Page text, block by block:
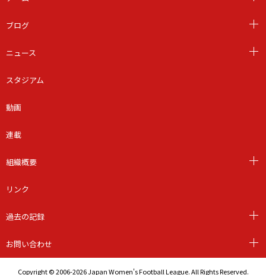
ブログ
ニュース
スタジアム
動画
連載
組織概要
リンク
過去の記録
お問い合わせ
Copyright © 2006-2026 Japan Women's Football League. All Rights Reserved.